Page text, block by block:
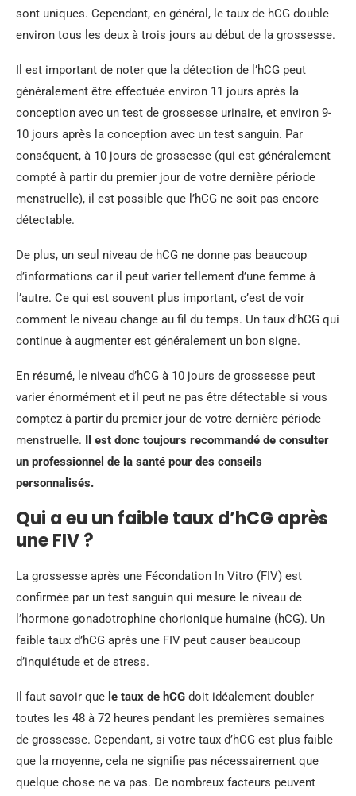
sont uniques. Cependant, en général, le taux de hCG double
environ tous les deux à trois jours au début de la grossesse.
Il est important de noter que la détection de l’hCG peut
généralement être effectuée environ 11 jours après la
conception avec un test de grossesse urinaire, et environ 9-
10 jours après la conception avec un test sanguin. Par
conséquent, à 10 jours de grossesse (qui est généralement
compté à partir du premier jour de votre dernière période
menstruelle), il est possible que l’hCG ne soit pas encore
détectable.
De plus, un seul niveau de hCG ne donne pas beaucoup
d’informations car il peut varier tellement d’une femme à
l’autre. Ce qui est souvent plus important, c’est de voir
comment le niveau change au fil du temps. Un taux d’hCG qui
continue à augmenter est généralement un bon signe.
En résumé, le niveau d’hCG à 10 jours de grossesse peut
varier énormément et il peut ne pas être détectable si vous
comptez à partir du premier jour de votre dernière période
menstruelle. Il est donc toujours recommandé de consulter
un professionnel de la santé pour des conseils
personnalisés.
Qui a eu un faible taux d’hCG après
une FIV ?
La grossesse après une Fécondation In Vitro (FIV) est
confirmée par un test sanguin qui mesure le niveau de
l’hormone gonadotrophine chorionique humaine (hCG). Un
faible taux d’hCG après une FIV peut causer beaucoup
d’inquiétude et de stress.
Il faut savoir que le taux de hCG doit idéalement doubler
toutes les 48 à 72 heures pendant les premières semaines
de grossesse. Cependant, si votre taux d’hCG est plus faible
que la moyenne, cela ne signifie pas nécessairement que
quelque chose ne va pas. De nombreux facteurs peuvent